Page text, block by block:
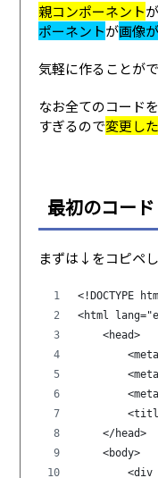
親コンポーネントが
ポーネントが画像
気軽に作ることが
なお全てのコード
すぎるので変更し
最初のコード
まずは↓をコピペし
<!DOCTYPE
<html
    <head>
    </head>
    <body>